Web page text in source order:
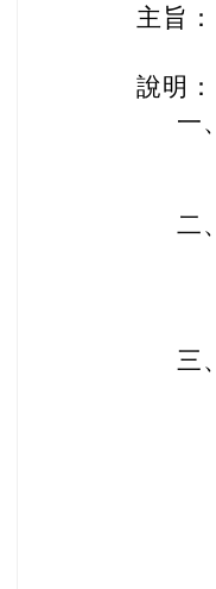
主旨：
說明：
一、
二、
三、